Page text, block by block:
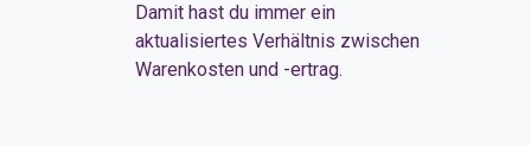
Damit hast du immer ein
aktualisiertes Verhältnis zwischen
Warenkosten und -ertrag.